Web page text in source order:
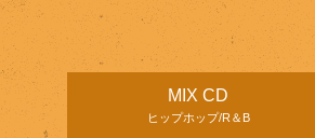
MIX CD
ヒップホップ/R＆B